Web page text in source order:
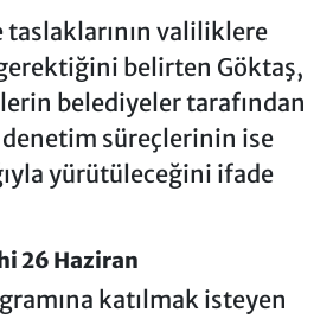
taslaklarının valiliklere
belirten Göktaş,
belediyeler tarafından
denetim süreçlerinin ise
yürütüleceğini ifade
26 Haziran
katılmak isteyen